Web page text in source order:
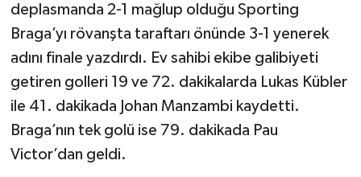
deplasmanda 2-1 mağlup olduğu Sporting
Braga’yı rövanşta taraftarı önünde 3-1 yenerek
adını finale yazdırdı. Ev sahibi ekibe galibiyeti
getiren golleri 19 ve 72. dakikalarda Lukas Kübler
ile 41. dakikada Johan Manzambi kaydetti.
Braga’nın tek golü ise 79. dakikada Pau
Victor’dan geldi.